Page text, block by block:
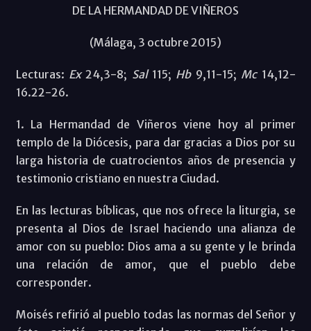
DE LA HERMANDAD DE VIÑEROS
(Málaga, 3 octubre 2015)
Lecturas: Ex24,3-8; Sal115; Hb9,11-15; Mc14,12-
16.22-26.
1. La Hermandad de Viñeros viene hoy al primer
templo de la Diócesis, para dar gracias a Dios por su
larga historia de cuatrocientos años de presencia y
testimonio cristiano en nuestra Ciudad.
En las lecturas bíblicas, que nos ofrece la liturgia, se
presenta al Dios de Israel haciendo una alianza de
amor con su pueblo: Dios ama a su gente y le brinda
una relación de amor, que el pueblo debe
corresponder.
Moisés refirió al pueblo todas las normas del Señor y